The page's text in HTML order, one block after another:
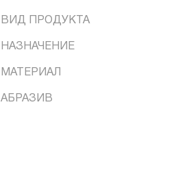
ВИД ПРОДУКТА
НАЗНАЧЕНИЕ
МАТЕРИАЛ
АБРАЗИВ